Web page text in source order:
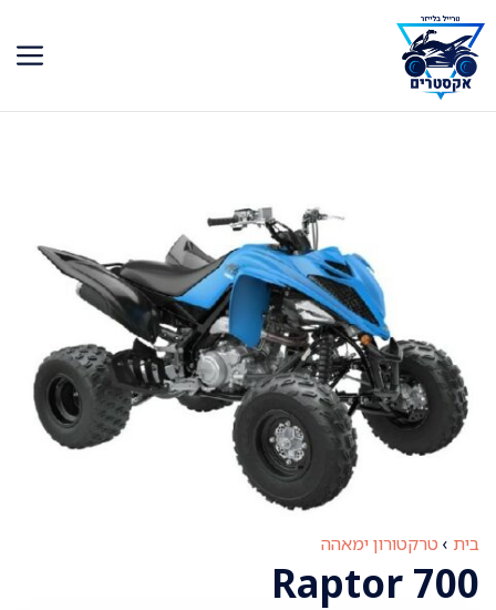
לדלג
לתוכן
בית › טרקטורון ימאהה
Raptor 700